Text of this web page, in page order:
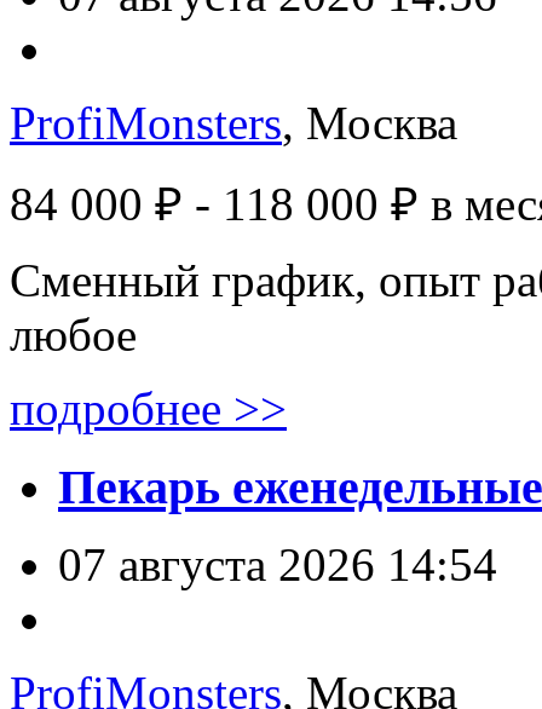
ProfiMonsters, Москва
84 000 ₽ - 118 000 ₽ в
Сменный график, опыт
любое
подробнее >>
Пекарь
07 августа 2026 14:54
ProfiMonsters, Москва